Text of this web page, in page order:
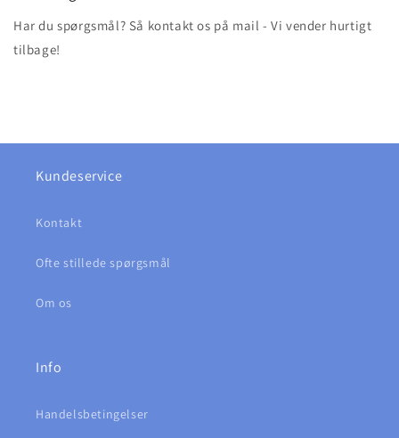
Har du spørgsmål? Så kontakt os på mail - Vi vender hurtigt
tilbage!
Kundeservice
Kontakt
Ofte stillede spørgsmål
Om os
Info
Handelsbetingelser